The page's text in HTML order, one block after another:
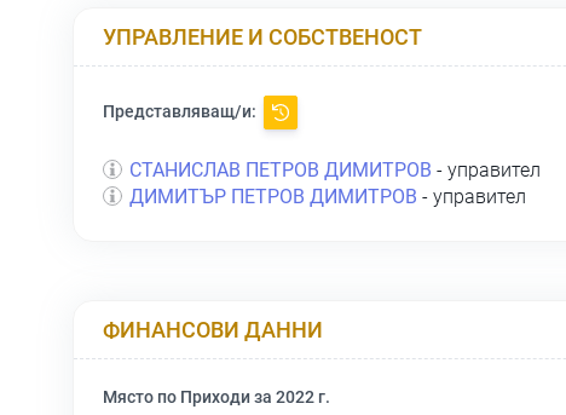
УПРАВЛЕНИЕ И СОБСТВЕНОСТ
Представляващ/и:
СТАНИСЛАВ ПЕТРОВ ДИМИТРОВ - управител
ДИМИТЪР ПЕТРОВ ДИМИТРОВ - управител
ФИНАНСОВИ ДАННИ
Място по Приходи за 2022 г.